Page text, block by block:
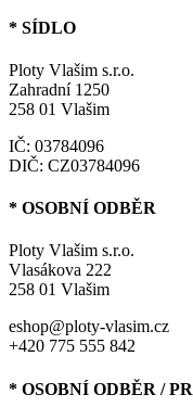
* SÍDLO
Ploty Vlašim s.r.o.
Zahradní 1250
258 01 Vlašim
IČ: 03784096
DIČ: CZ03784096
* OSOBNÍ ODBĚR
Ploty Vlašim s.r.o.
Vlasákova 222
258 01 Vlašim
eshop@ploty-vlasim.cz
+420 775 555 842
* OSOBNÍ ODBĚR /